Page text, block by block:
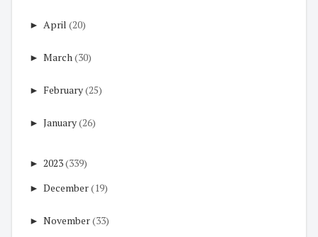
► April (20)
► March(30)
► February(25)
► January(26)
► 2023(339)
► December(19)
► November(33)